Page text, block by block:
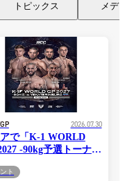
トピックス メデ
2026.07.30
で「K-1 WORLD
-90kg予選トーナメ
ち進むのは誰だ？＝
ト